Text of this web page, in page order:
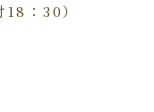
：30）